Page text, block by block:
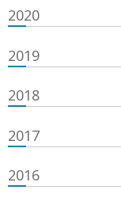
2020
2019
2018
2017
2016